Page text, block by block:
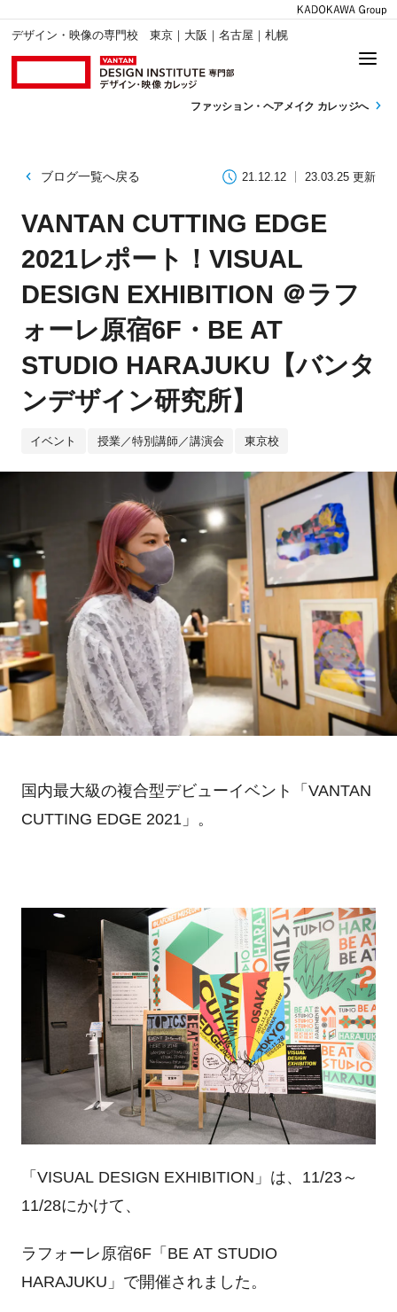
デザイン・映像の専門校 東京｜大阪｜名古屋｜札幌
ファッション・ ヘアメイク カレッジへ
ブログ一覧へ戻る 21.12.12 23.03.25 更新
VANTAN CUTTING EDGE
2021レポート！VISUAL
DESIGN EXHIBITION ＠ラフ
ォーレ原宿6F・BE AT
STUDIO HARAJUKU【バンタ
ンデザイン研究所】
イベント 授業／特別講師／講演会 東京校
国内最大級の複合型デビューイベント「VANTAN
CUTTING EDGE 2021」。
「VISUAL DESIGN EXHIBITION」は、11/23～
11/28にかけて、
ラフォーレ原宿6F「BE AT STUDIO
HARAJUKU」で開催されました。